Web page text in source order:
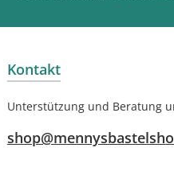
Kontakt
Unterstützung und Beratung